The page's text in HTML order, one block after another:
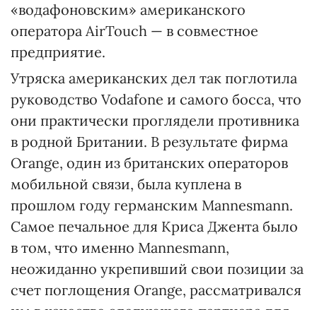
«водафоновским» американского
оператора AirTouch — в совместное
предприятие.
Утряска американских дел так поглотила
руководство Vodafone и самого босса, что
они практически проглядели противника
в родной Британии. В результате фирма
Orange, один из британских операторов
мобильной связи, была куплена в
прошлом году германским Mannesmann.
Самое печальное для Криса Джента было
в том, что именно Mannesmann,
неожиданно укрепивший свои позиции за
счет поглощения Оrange, рассматривался